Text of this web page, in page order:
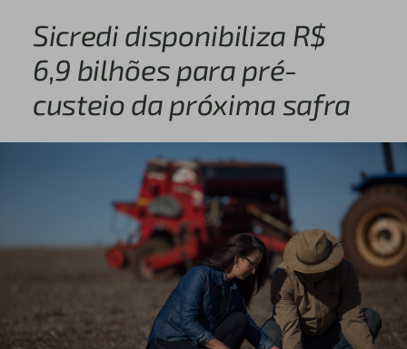
Sicredi disponibiliza R$
6,9 bilhões para pré-
custeio da próxima safra